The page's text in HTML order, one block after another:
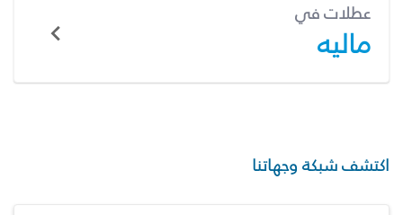
عطلات في
ماليه
اكتشف شبكة وجهاتنا